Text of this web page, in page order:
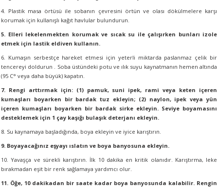
4. Plastik masa örtüsü ile sobanın çevresini örtün ve olası dökülmelere karşı
korumak için kullanışlı kağıt havlular bulundurun.
5. Elleri lekelenmekten korumak ve sıcak su ile çalışırken bunları izole
etmek için lastik eldiven kullanın.
6. Kumaşın serbestçe hareket etmesi için yeterli miktarda paslanmaz çelik bir
tencereyi doldurun . Soba üstündeki potu ve ılık suyu kaynatmanın hemen altında
(95 C° veya daha büyük) kapatın.
7. Rengi arttırmak için: (1) pamuk, suni ipek, rami veya keten içeren
kumaşları boyarken bir bardak tuz ekleyin; (2) naylon, ipek veya yün
içeren kumaşları boyarken bir bardak sirke ekleyin. Seviye boyamasını
desteklemek için 1 çay kaşığı bulaşık deterjanı ekleyin.
8. Su kaynamaya başladığında, boya ekleyin ve iyice karıştırın.
9. Boyayacağınız eşyayı ıslatın ve boya banyosuna ekleyin.
10. Yavaşça ve sürekli karıştırın. İlk 10 dakika en kritik olanıdır. Karıştırma, leke
bırakmadan eşit bir renk sağlamaya yardımcı olur.
11. Öğe, 10 dakikadan bir saate kadar boya banyosunda kalabilir. Rengin